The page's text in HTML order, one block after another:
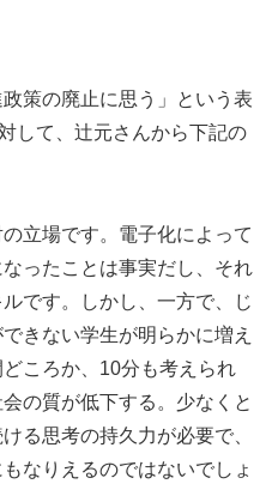
策の廃止に思う」という表
して、辻元さんから下記の
立場です。電子化によって
ったことは事実だし、それ
です。しかし、一方で、じ
きない学生が明らかに増え
ころか、10分も考えられ
の質が低下する。少なくと
る思考の持久力が必要で、
なりえるのではないでしょ